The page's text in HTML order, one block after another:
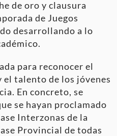
de oro y clausura
de Juegos
desarrollando a lo
.
para reconocer el
el talento de los jóvenes
. En concreto, se
se hayan proclamado
Interzonas de la
Provincial de todas